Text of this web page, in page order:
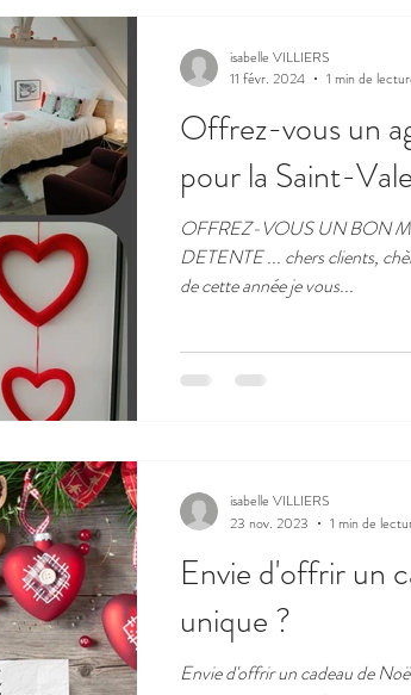
Offrez-vous un
pour la Saint-
OFFREZ-VOUS UN BON
DETENTE ... chers clients,
de cette année je vous...
isabelle VILLIERS
11 févr. 2024
1 min de
Envie d'offrir un
unique ?
Envie d'offrir un cadeau de
isabelle VILLIERS
23 nov. 2023
1 min de